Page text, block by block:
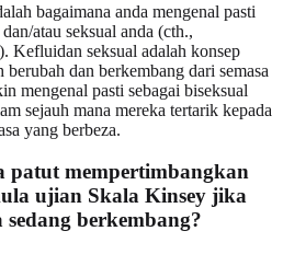
bagaimana anda mengenal pasti
atau seksual anda (cth.,
Kefluidan seksual adalah konsep
dan berkembang dari semasa
mengenal pasti sebagai biseksual
sejauh mana mereka tertarik kepada
yang berbeza.
patut mempertimbangkan
ujian Skala Kinsey jika
berkembang?